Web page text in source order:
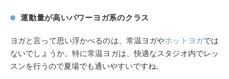
運動量が高いパワーヨガ系のクラス
ヨガと言って思い浮かべるのは、常温ヨガやホットヨガでは
ないでしょうか。特に常温ヨガは、快適なスタジオ内でレッ
スンを行うので夏場でも通いやすいですね。